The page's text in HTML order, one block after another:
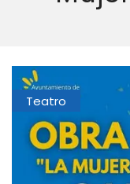
Teatro